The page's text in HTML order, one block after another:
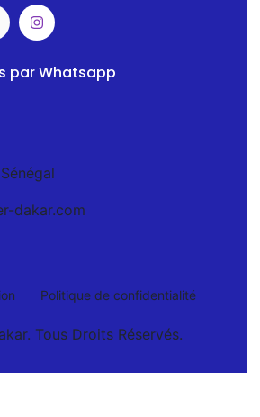
par Whatsapp
dakar.com
Politique de confidentialité
Tous Droits Réservés.